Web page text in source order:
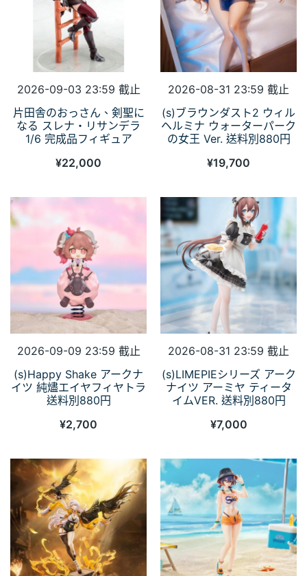
2026-09-03 23:59 截止
片田舎のおっさん、剣聖に
なる スレナ・リサンデラ
1/6 完成品フィギュア
¥22,000
2026-08-31 23:59 截止
(s)ブラウンダスト2 ウィル
ヘルミナ ウォーターパーク
の女王 Ver. 送料別880円
¥19,700
2026-09-09 23:59 截止
(s)Happy Shake アークナ
イツ 純燼エイヤフィヤトラ
送料別880円
¥2,700
2026-08-31 23:59 截止
(s)LIMEPIEシリーズ アーク
ナイツ アーミヤ ティータ
イムVER. 送料別880円
¥7,000